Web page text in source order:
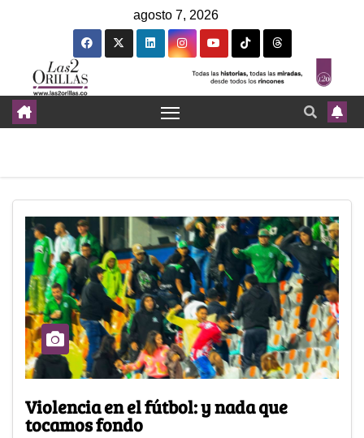
agosto 7, 2026
Violencia en el fútbol: y nada que
tocamos fondo